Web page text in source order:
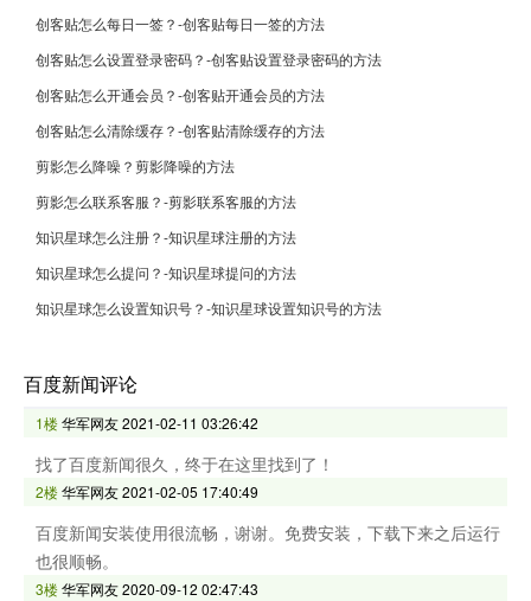
创客贴怎么每日一签？-创客贴每日一签的方法
创客贴怎么设置登录密码？-创客贴设置登录密码的方法
创客贴怎么开通会员？-创客贴开通会员的方法
创客贴怎么清除缓存？-创客贴清除缓存的方法
剪影怎么降噪？剪影降噪的方法
剪影怎么联系客服？-剪影联系客服的方法
知识星球怎么注册？-知识星球注册的方法
知识星球怎么提问？-知识星球提问的方法
知识星球怎么设置知识号？-知识星球设置知识号的方法
百度新闻评论
1楼华军网友2021-02-11 03:26:42
找了百度新闻很久，终于在这里找到了！
2楼华军网友2021-02-05 17:40:49
百度新闻安装使用很流畅，谢谢。免费安装，下载下来之后运行
也很顺畅。
3楼华军网友2020-09-12 02:47:43